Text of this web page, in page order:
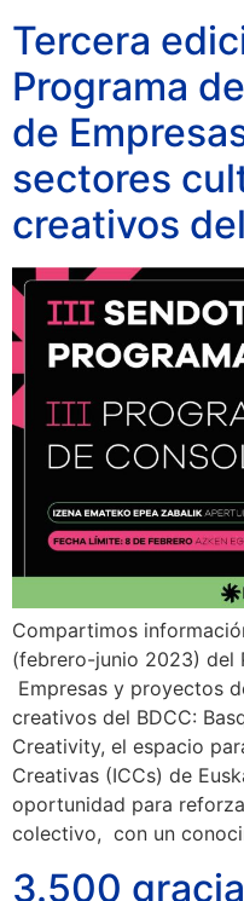
Tercera
Programa
de
sectores
creativos
Compartimos
(febrero-junio 2023) del
Empresas y proyectos
creativos del BDCC:
Creativity, el espacio
Creativas (ICCs) de
oportunidad para
colectivo, con un
3.500